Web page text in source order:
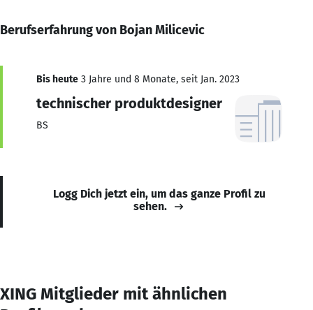
Berufserfahrung von Bojan Milicevic
Bis heute 3 Jahre und 8 Monate, seit Jan. 2023
technischer produktdesigner
BS
Logg Dich jetzt ein, um das ganze Profil zu
sehen.
XING Mitglieder mit ähnlichen